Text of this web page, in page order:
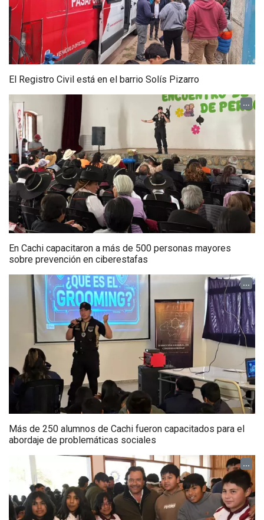
El Registro Civil está en el barrio Solís Pizarro
...
En Cachi capacitaron a más de 500 personas mayores
sobre prevención en ciberestafas
...
Más de 250 alumnos de Cachi fueron capacitados para el
abordaje de problemáticas sociales
...